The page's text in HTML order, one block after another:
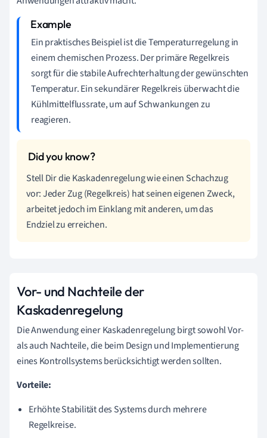
Ein praktisches Beispiel ist die Temperaturregelung in
einem chemischen Prozess. Der primäre Regelkreis
sorgt für die stabile Aufrechterhaltung der gewünschten
Temperatur. Ein sekundärer Regelkreis überwacht die
Kühlmittelflussrate, um auf Schwankungen zu
reagieren.
Stell Dir die Kaskadenregelung wie einen Schachzug
vor: Jeder Zug (Regelkreis) hat seinen eigenen Zweck,
arbeitet jedoch im Einklang mit anderen, um das
Endziel zu erreichen.
Vor- und Nachteile der
Kaskadenregelung
Die Anwendung einer Kaskadenregelung birgt sowohl Vor-
als auch Nachteile, die beim Design und Implementierung
eines Kontrollsystems berücksichtigt werden sollten.
Vorteile:
Erhöhte Stabilität des Systems durch mehrere
Regelkreise.